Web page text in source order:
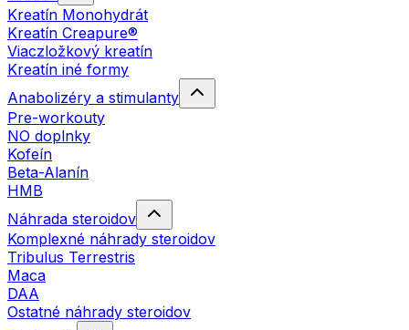
Kreatín Monohydrát
Kreatín Creapure®
Viaczložkový kreatín
Kreatín iné formy
Anabolizéry a stimulanty
Pre-workouty
NO doplnky
Kofeín
Beta-Alanín
HMB
Náhrada steroidov
Komplexné náhrady steroidov
Tribulus Terrestris
Maca
DAA
Ostatné náhrady steroidov